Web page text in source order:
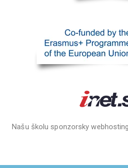
Našu školu sponzorsky